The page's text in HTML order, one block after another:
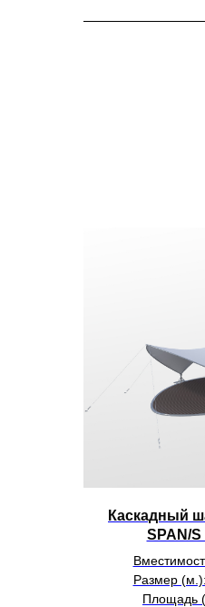
Каскадный
SPAN/
Размер
Площадь